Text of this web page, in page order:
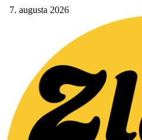
7. augusta 2026